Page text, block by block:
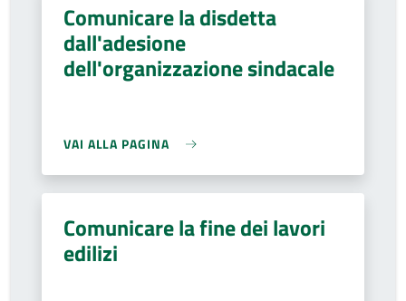
Comunicare la disdetta
dall'adesione
dell'organizzazione sindacale
VAI ALLA PAGINA
Comunicare la fine dei lavori
edilizi